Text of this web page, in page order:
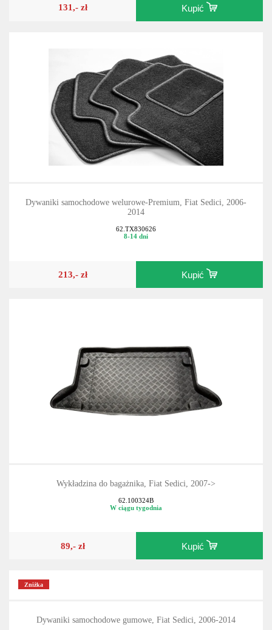
131,- zł Kupić
Dywaniki samochodowe welurowe-Premium, Fiat Sedici, 2006-
2014
62.TX830626
8-14 dni
213,- zł Kupić
Wykładzina do bagażnika, Fiat Sedici, 2007->
62.100324B
W ciągu tygodnia
89,- zł Kupić
Zniżka
Dywaniki samochodowe gumowe, Fiat Sedici, 2006-2014